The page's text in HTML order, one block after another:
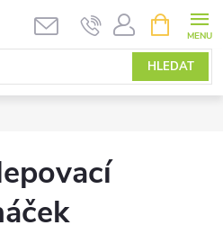
HLEDAT
NÁKUPNÍ
KOŠÍK